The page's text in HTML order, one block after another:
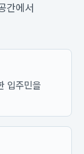
간에서
입주민을